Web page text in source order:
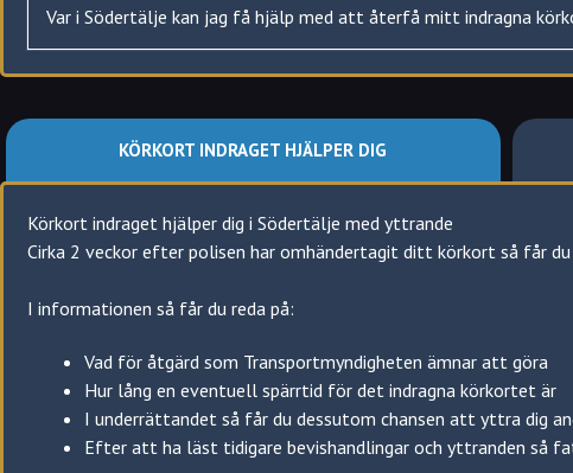
Var i Södertälje kan jag få hjälp med att återfå mitt indragna
Glasberga
Lina Hage
Mariekälla
Grusåsen
Tuna
Vattubrinken
Järna
Ekeby
KÖRKORT INDRAGET HJÄLPER DIG
Körkort indraget hjälper dig i Södertälje med yttrande
Cirka 2 veckor efter polisen har omhändertagit ditt körkort så får
I informationen så får du reda på:
Vad för åtgärd som Transportmyndigheten ämnar att göra
Hur lång en eventuell spärrtid för det indragna körkortet är
I underrättandet så får du dessutom chansen att yttra dig
Efter att ha läst tidigare bevishandlingar och yttranden så